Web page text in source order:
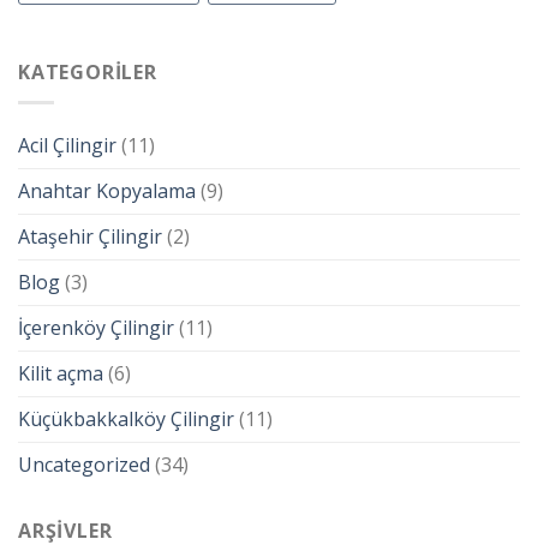
KATEGORILER
Acil Çilingir(11)
Anahtar Kopyalama (9)
Ataşehir Çilingir(2)
Blog(3)
İçerenköy Çilingir(11)
Kilit açma (6)
Küçükbakkalköy Çilingir(11)
Uncategorized (34)
ARŞIVLER